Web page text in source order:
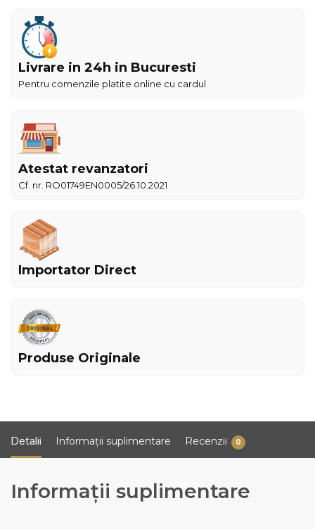
Livrare in 24h in Bucuresti
Pentru comenzile platite online cu cardul
Atestat revanzatori
Cf. nr. RO01749EN0005/26.10.2021
Importator Direct
Produse Originale
Detalii Informații suplimentare Recenzii 0
Informații suplimentare